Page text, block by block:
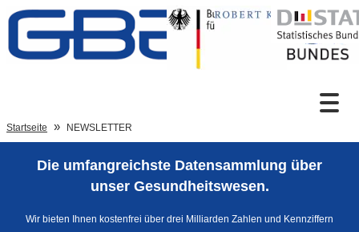
Zum Inhalt
Sprachumschaltung
Startseite NEWSLETTER
Die umfangreichste Datensammlung über
unser Gesundheitswesen.
Wir bieten Ihnen kostenfrei über drei Milliarden Zahlen und Kennziffern